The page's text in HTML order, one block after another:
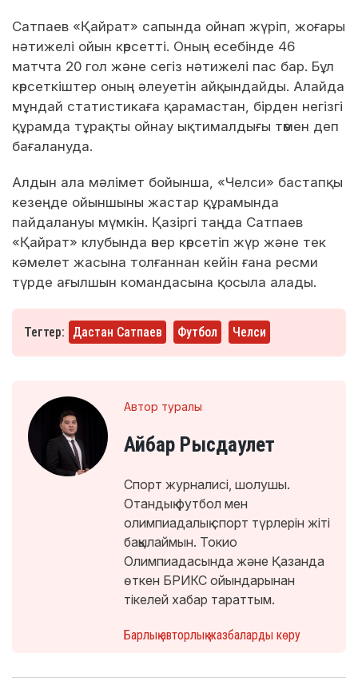
Сатпаев «Қайрат» сапында ойнап жүріп, жоғары
нәтижелі ойын көрсетті. Оның есебінде 46
матчта 20 гол және сегіз нәтижелі пас бар. Бұл
көрсеткіштер оның әлеуетін айқындайды. Алайда
мұндай статистикаға қарамастан, бірден негізгі
құрамда тұрақты ойнау ықтималдығы төмен деп
бағалануда.
Алдын ала мәлімет бойынша, «Челси» бастапқы
кезеңде ойыншыны жастар құрамында
пайдалануы мүмкін. Қазіргі таңда Сатпаев
«Қайрат» клубында өнер көрсетіп жүр және тек
кәмелет жасына толғаннан кейін ғана ресми
түрде ағылшын командасына қосыла алады.
Тегтер: Дастан Сатпаев Футбол Челси
Автор туралы
Айбар Рысдаулет
Спорт журналисі, шолушы.
Отандық футбол мен
олимпиадалық спорт түрлерін жіті
бақылаймын. Токио
Олимпиадасында және Қазанда
өткен БРИКС ойындарынан
тікелей хабар тараттым.
Барлық авторлық жазбаларды көру